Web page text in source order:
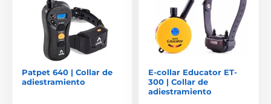
Patpet 640 | Collar de
adiestramiento
E-collar Educator ET-
300 | Collar de
adiestramiento